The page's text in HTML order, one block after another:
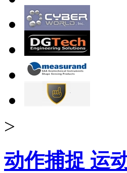
>
动作捕捉 运